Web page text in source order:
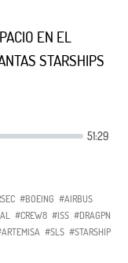
EN EL
STARSHIPS
#BOEING #AIRBUS
#CREW8 #ISS #DRAGPN
#SLS #STARSHIP